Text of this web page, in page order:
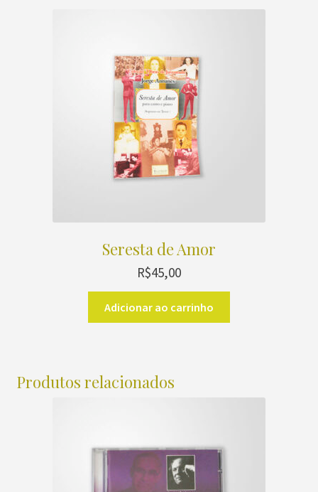
Seresta de Amor
R$45,00
Adicionar ao carrinho
Produtos relacionados